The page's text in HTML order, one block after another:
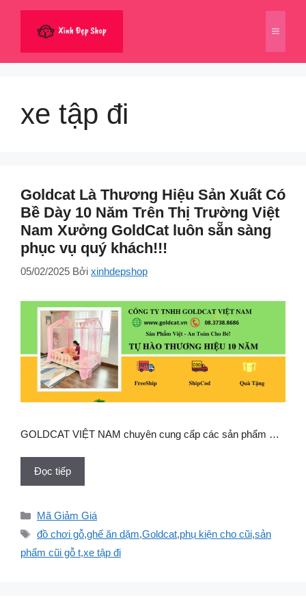
dung
Menu
xe tập đi
Goldcat Là Thương Hiệu Sản Xuất Có
Bề Dày 10 Năm Trên Thị Trường Việt
Nam ️Xưởng GoldCat luôn sẵn sàng
phục vụ quý khách!!!
05/02/2025 Bởi xinhdepshop
GOLDCAT VIỆT NAM chuyên cung cấp các sản phẩm …
Đọc tiếp
Danh
mục
Mã Giảm Giá
Thẻ
đồ chơi gỗ,ghế ăn dặm,Goldcat,phụ kiện cho cũi,sản
phẩm cũi gỗ t,xe tập đi